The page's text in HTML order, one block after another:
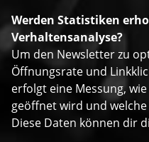
Werden Statistiken
Verhaltensanalyse?
Um den Newsletter zu
Öffnungsrate und
erfolgt eine Messung,
geöffnet wird und
Diese Daten können dir